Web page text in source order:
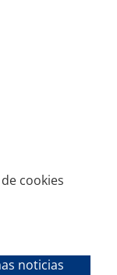
cookies
noticias